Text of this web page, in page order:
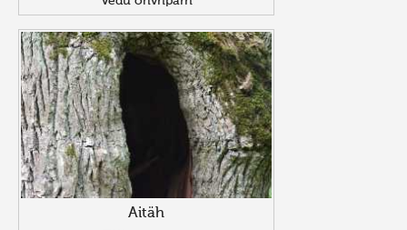
Aitäh